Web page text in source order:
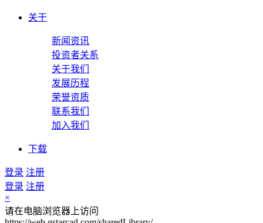
关于
新闻资讯
投资者关系
关于我们
发展历程
荣誉资质
联系我们
加入我们
下载
登录 注册
登录 注册
×
请在电脑浏览器上访问